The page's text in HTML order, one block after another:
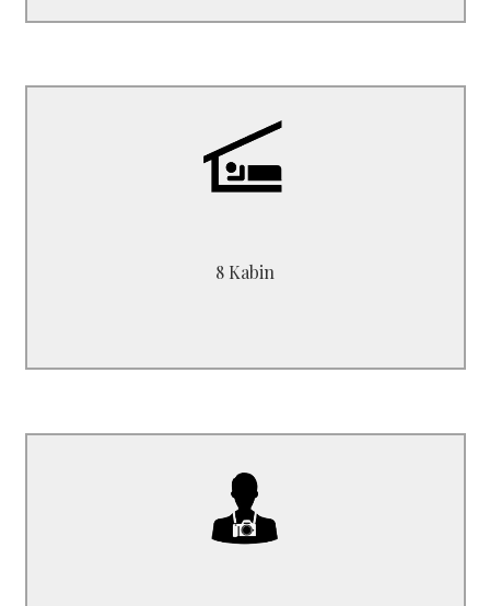
8 Kabin
B5827P1
6 Double + 2 Twin
B5827P1
max kadar barındırabilir. 16 yolcu